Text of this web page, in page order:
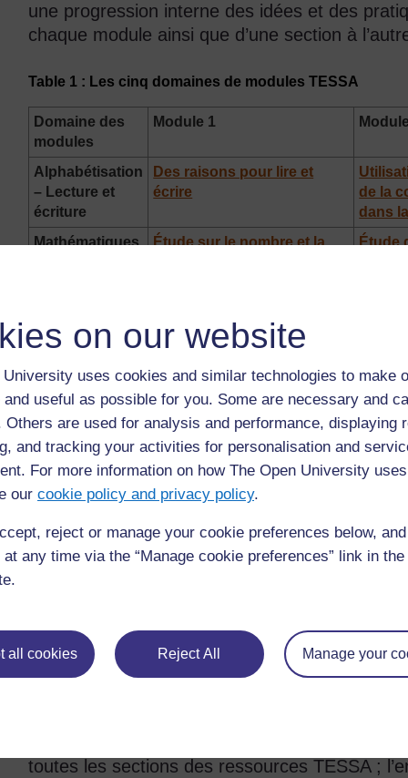
on our website
University uses cookies and similar technologies to make
useful as possible for you. Some are necessary and
Others are used for analysis and performance, displaying
and tracking your activities for personalisation and
For more information on how The Open University
our cookie policy and privacy policy.
reject or manage your cookie preferences below,
any time via the “Manage cookie preferences” link in
all cookies Reject All Manage your
une progression interne des idées et des
chaque module ainsi que d’une section à
Table 1 : Les cinq domaines de modules TESSA
Domaine des
modules
Module 1
Alphabétisation
– Lecture et
écriture
Des raisons pour lire et
écrire
de la
dans
Mathématiques
Étude sur le nombre et la
Étude
Sciences
Comprendre les lieux
Compétences
courante.
Développement personnel :
impact de l'estime de soi sur
l'apprentissage
social
Des détails supplémentaires concernant les
Résumé des matériels pédagogiques TESSA
Le matériel pédagogique a été adapté afin de
mieux aux besoins, à la culture et aux
différents contextes nationaux à travers
français et le kiswahili). Des jeux de matériel
anglais et français construits à partir des
collectés et assemblés afin de créer deux
elles sont conçues pour
toutes les sections des ressources TESSA ;